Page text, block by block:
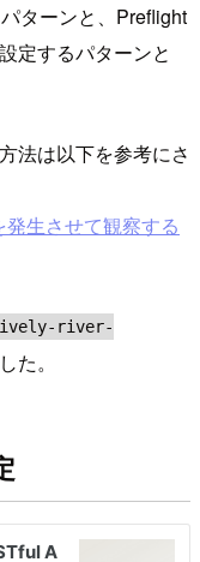
ターンと、Preflight
定するパターンと
法は以下を参考にさ
生させて観察する
river-
た。